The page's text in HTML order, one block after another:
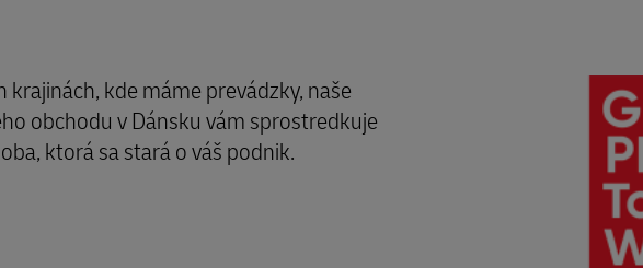
krajinách, kde máme prevádzky, naše
obchodu v Dánsku vám sprostredkuje
ktorá sa stará o váš podnik.